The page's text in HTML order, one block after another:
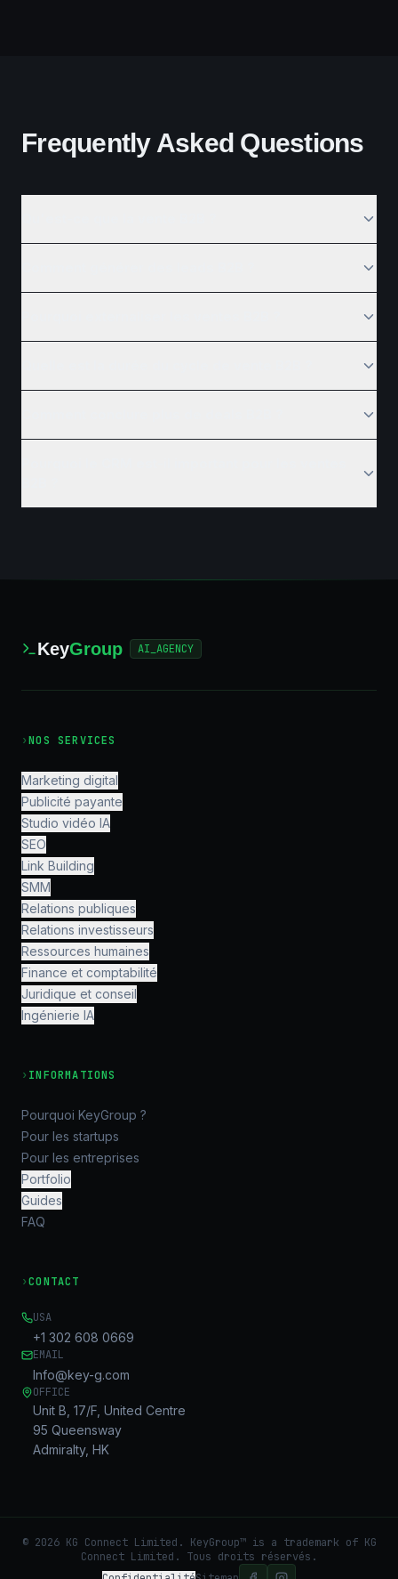
Frequently Asked Questions
KeyGroup AI_AGENCY
›NOS SERVICES
Marketing digital
Publicité payante
Studio vidéo IA
SEO
Link Building
SMM
Relations publiques
Relations investisseurs
Ressources humaines
Finance et comptabilité
Juridique et conseil
Ingénierie IA
› INFORMATIONS
Pourquoi KeyGroup ?
Pour les startups
Pour les entreprises
Portfolio
Guides
FAQ
›CONTACT
USA
+1 302 608 0669
EMAIL
Info@key-g.com
OFFICE
Unit B, 17/F, United Centre
95 Queensway
Admiralty, HK
© 2026KG Connect Limited. KeyGroup™ is a trademark of KG
Connect Limited. Tous droits réservés.